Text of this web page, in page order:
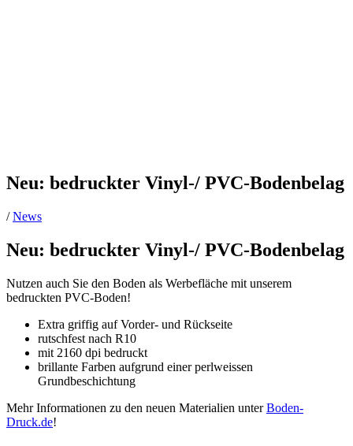
Neu: bedruckter Vinyl-/ PVC-Bodenbelag
/News
Neu: bedruckter Vinyl-/ PVC-Bodenbelag
Nutzen auch Sie den Boden als Werbefläche mit unserem
bedruckten PVC-Boden!
Extra griffig auf Vorder- und Rückseite
rutschfest nach R10
mit 2160 dpi bedruckt
brillante Farben aufgrund einer perlweissen
Grundbeschichtung
Mehr Informationen zu den neuen Materialien unterBoden-
Druck.de!